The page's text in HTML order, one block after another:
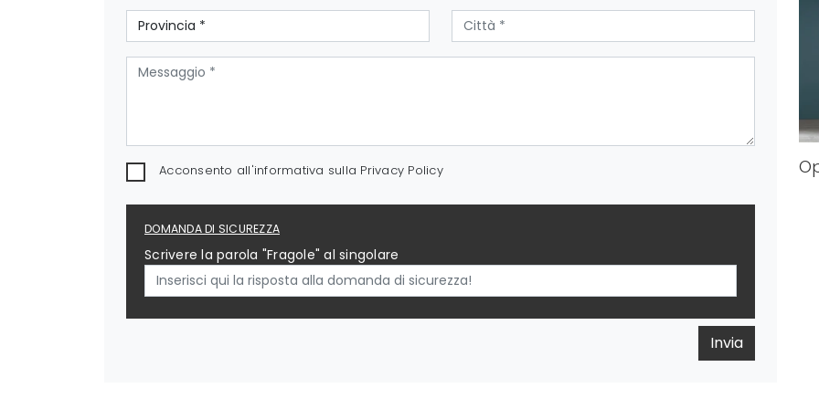
Acconsento all'informativa sulla Privacy Policy
DOMANDA DI SICUREZZA
Scrivere la parola "Fragole" al singolare
Invia